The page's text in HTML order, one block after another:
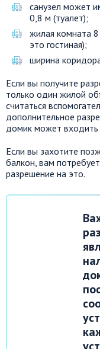
санузел может
0,8 м (туалет);
жилая комната 8
это гостиная);
ширина
Если вы получите
только один жилой
считаться
дополнительное
домик может входить
Если вы захотите
балкон, вам
разрешение на это.